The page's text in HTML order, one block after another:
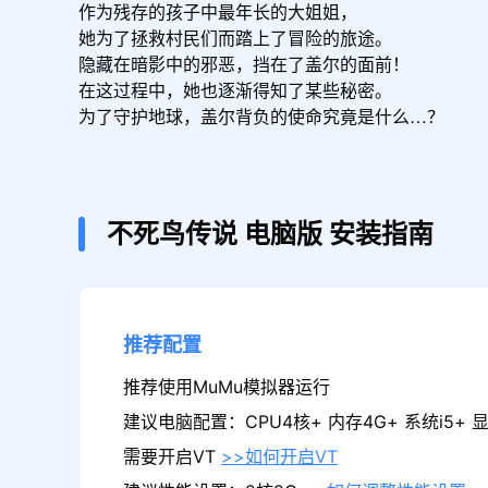
作为残存的孩子中最年长的大姐姐，
她为了拯救村民们而踏上了冒险的旅途。
隐藏在暗影中的邪恶，挡在了盖尔的面前！
在这过程中，她也逐渐得知了某些秘密。
为了守护地球，盖尔背负的使命究竟是什么…？
不死鸟传说 电脑版 安装指南
推荐配置
推荐使用MuMu模拟器运行
建议电脑配置：CPU4核+ 内存4G+ 系统i5+
需要开启VT >>如何开启VT